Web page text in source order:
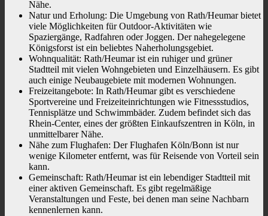
Nähe.
Natur und Erholung: Die Umgebung von Rath/Heumar bietet
viele Möglichkeiten für Outdoor-Aktivitäten wie
Spaziergänge, Radfahren oder Joggen. Der nahegelegene
Königsforst ist ein beliebtes Naherholungsgebiet.
Wohnqualität: Rath/Heumar ist ein ruhiger und grüner
Stadtteil mit vielen Wohngebieten und Einzelhäusern. Es gibt
auch einige Neubaugebiete mit modernen Wohnungen.
Freizeitangebote: In Rath/Heumar gibt es verschiedene
Sportvereine und Freizeiteinrichtungen wie Fitnessstudios,
Tennisplätze und Schwimmbäder. Zudem befindet sich das
Rhein-Center, eines der größten Einkaufszentren in Köln, in
unmittelbarer Nähe.
Nähe zum Flughafen: Der Flughafen Köln/Bonn ist nur
wenige Kilometer entfernt, was für Reisende von Vorteil sein
kann.
Gemeinschaft: Rath/Heumar ist ein lebendiger Stadtteil mit
einer aktiven Gemeinschaft. Es gibt regelmäßige
Veranstaltungen und Feste, bei denen man seine Nachbarn
kennenlernen kann.